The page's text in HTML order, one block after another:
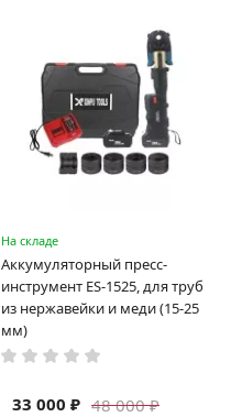
На складе
Аккумуляторный пресс-
инструмент ES-1525, для труб
из нержавейки и меди (15-25
мм)
48 000 ₽
33 000 ₽